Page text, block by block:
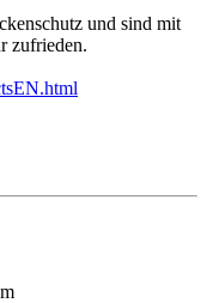
und sind mit
zufrieden.